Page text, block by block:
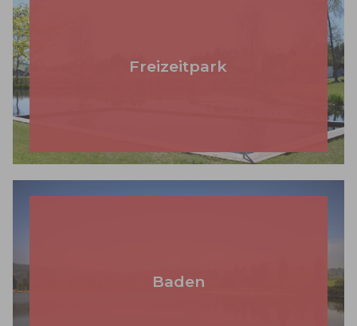
Freizeitpark
Baden